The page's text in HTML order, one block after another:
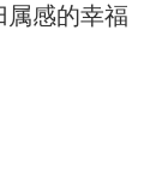
属感的幸福